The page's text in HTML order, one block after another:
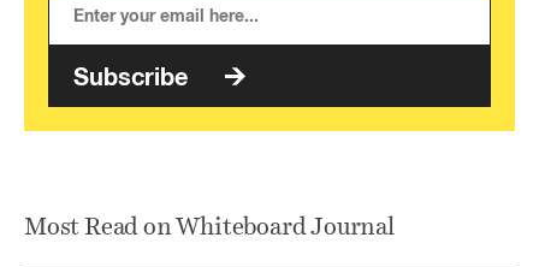
Subscribe
Most Read on Whiteboard Journal